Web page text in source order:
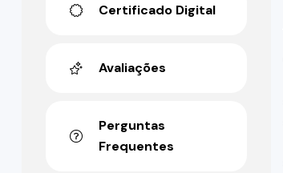
Certificado Digital
Avaliações
Perguntas
Frequentes